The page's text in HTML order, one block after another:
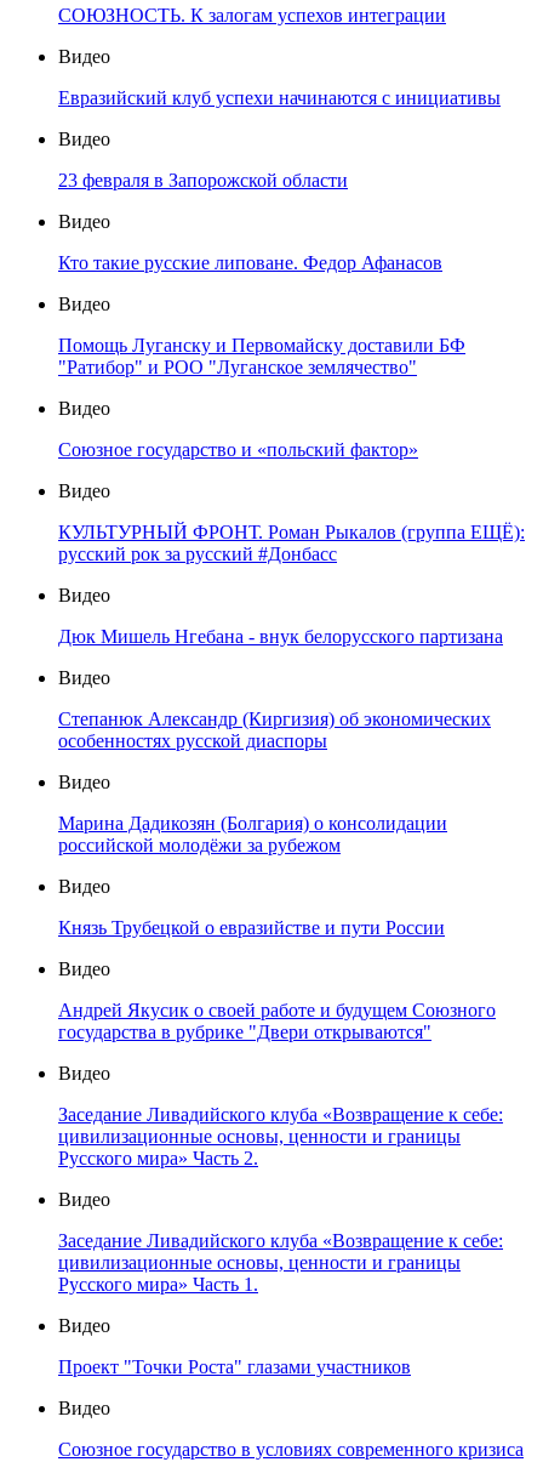
СОЮЗНОСТЬ. К залогам успехов интеграции
Видео
Евразийский клуб успехи начинаются с инициативы
Видео
23 февраля в Запорожской области
Видео
Кто такие русские липоване. Федор Афанасов
Видео
Помощь Луганску и Первомайску доставили БФ
"Ратибор" и РОО "Луганское землячество"
Видео
Союзное государство и «польский фактор»
Видео
КУЛЬТУРНЫЙ ФРОНТ. Роман Рыкалов (группа ЕЩЁ):
русский рок за русский #Донбасс
Видео
Дюк Мишель Нгебана - внук белорусского партизана
Видео
Степанюк Александр (Киргизия) об экономических
особенностях русской диаспоры
Видео
Марина Дадикозян (Болгария) о консолидации
российской молодёжи за рубежом
Видео
Князь Трубецкой о евразийстве и пути России
Видео
Андрей Якусик о своей работе и будущем Союзного
государства в рубрике "Двери открываются"
Видео
Заседание Ливадийского клуба «Возвращение к себе:
цивилизационные основы, ценности и границы
Русского мира» Часть 2.
Видео
Заседание Ливадийского клуба «Возвращение к себе:
цивилизационные основы, ценности и границы
Русского мира» Часть 1.
Видео
Проект "Точки Роста" глазами участников
Видео
Союзное государство в условиях современного кризиса